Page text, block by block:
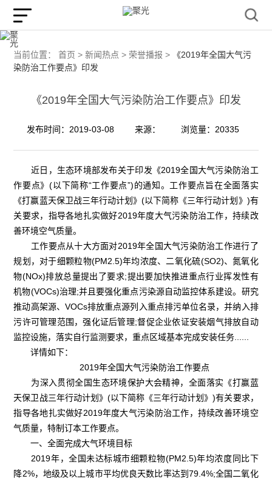
当前位置： 首页 > 新闻热点 > 荣誉播报 >
《2019年全国大气污
染防治工作要点》印发
《2019年全国大气污染防治工作要点》印发
发布时间：2019-03-08 来源： 浏览量：20335
近日，生态环境部发布关于印发《2019全国大气污染防治工
作要点》(以下简称“工作要点”)的通知。工作要点旨在全面落实
《打赢蓝天保卫战三年行动计划》(以下简称《三年行动计划》)有
关要求，指导各地扎实做好2019年度大气污染防治工作，持续改
善环境空气质量。
工作要点从十大方面对2019年全国大气污染防治工作进行了
规划，对于细颗粒物(PM2.5)年均浓度、二氧化硫(SO2)、氮氧化
物(NOx)排放总量提出了要求;提出要加快推进重点行业挥发性有
机物(VOCs)治理;并且要强化重点污染源自动监控体系建设。研究
推动高架源、VOCs排放重点源列入重点排污单位名录，并纳入排
污许可管理范围，强化证后管理;督促企业依证安装烟气排放自动
监控设施，落实自行监测要求，重点区域基本完成安装任务......
详情如下：
2019年全国大气污染防治工作要点
为深入贯彻全国生态环境保护大会精神，全面落实《打赢蓝
天保卫战三年行动计划》(以下简称《三年行动计划》)有关要求，
指导各地扎实做好2019年度大气污染防治工作，持续改善环境空
气质量，特制订本工作要点。
一、全面完成大气环境目标
2019年，全国未达标城市细颗粒物(PM2.5)年均浓度同比下
降2%，地级及以上城市平均优良天数比率达到79.4%;全国二氧化